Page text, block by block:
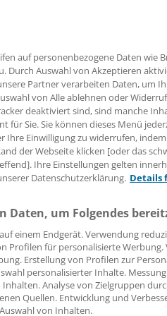
der Netzwerkinitiative
neue Mitglieder: Michael
Techniker Krankenkasse
der Boehringer
zur
des Fachbereichs Medizin
Kabi Deutschland
auf personenbezogene Daten wie
Durch Auswahl von Akzeptieren
Partner verarbeiten Daten, um
von Alle ablehnen oder
deaktiviert sind, sind manche
für Sie. Sie können dieses Menü
Einwilligung zu widerrufen, indem
der Webseite klicken [oder das
Ihre Einstellungen gelten
Datenschutzerklärung. Details
Daten, um Folgendes
einem Endgerät. Verwendung
Profilen für personalisierte
Erstellung von Profilen zur
personalisierter Inhalte.
Analyse von Zielgruppen
Quellen. Entwicklung und
von Inhalten.